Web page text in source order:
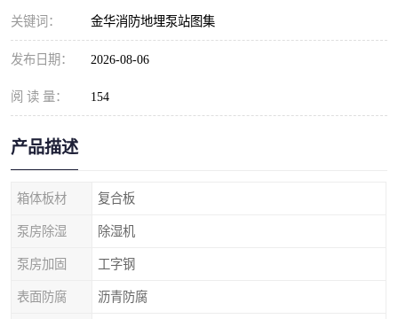
关键词： 金华消防地埋泵站图集
发布日期： 2026-08-06
阅 读 量： 154
产品描述
箱体板材 复合板
泵房除湿 除湿机
泵房加固 工字钢
表面防腐 沥青防腐